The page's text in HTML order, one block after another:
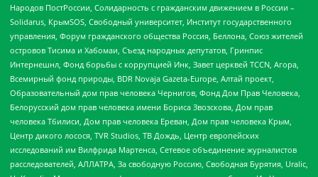
Народов ПостРоссии, Солидарность с гражданским движением в России –
Solidarus, КрымSOS, Свободный университет, Институт государственного
управления, Форум гражданского общества Россия, Беллона, Союз жителей
островов Тисима и Хабомаи, Съезд народных депутатов, Гринпис
Интернешнл, Фонд борьбы с коррупцией Инк, Завет церквей TCCN, Агора,
Всемирный фонд природы, BDR Novaja Gazeta-Europe, Алтай проект,
Образовательный дом прав человека Чернигов, Фонд Дом Прав Человека,
Белорусский дом прав человека имени Бориса Звозскова, Дом прав
человека Тбилиси, Дом прав человека Ереван, Дом прав человека Крым,
Центр дикого лосося, TVR Studios, ТВ Дождь, Центр европейских
исследований им Вилфрида Мартенса, Сетевое объединение журналистов
расследователей, АЛЛАТРА, За свободную Россию, Свободная Бурятия, Uralic,